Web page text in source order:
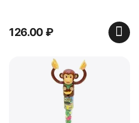
126.00₽